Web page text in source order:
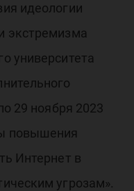
идеологии
экстремизма
университета
29 ноября 2023
повышения
Интернет в
угрозам».